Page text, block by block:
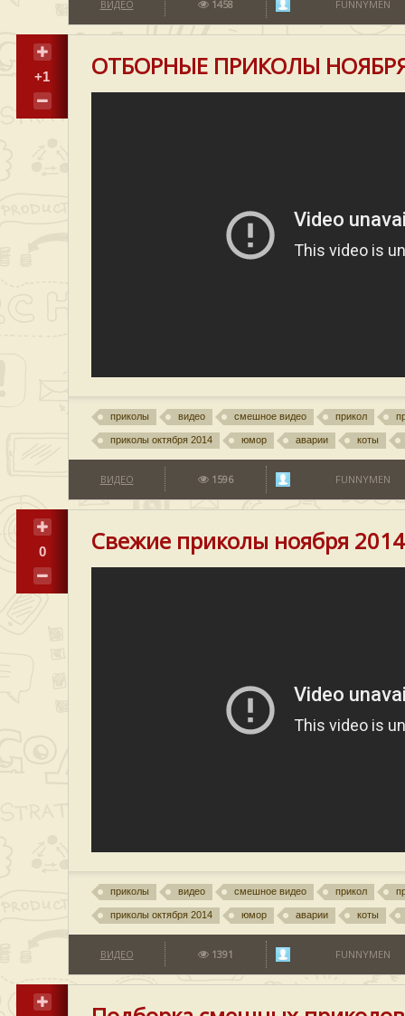
ВИДЕО 1458 FUNNYMEN
+1 ОТБОРНЫЕ ПРИКОЛЫ
приколы видео смешное видео прикол
приколы октября 2014 юмор аварии коты
ВИДЕО 1596 FUNNYMEN
0 Свежие приколы ноября 2014
приколы видео смешное видео прикол
приколы октября 2014 юмор аварии коты
ВИДЕО 1391 FUNNYMEN